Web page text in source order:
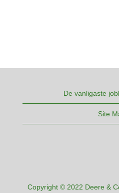
De vanligaste
Site
Copyright © 2022 Deere &